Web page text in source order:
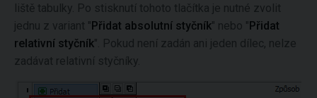
liště tabulky. Po stisknutí tohoto tlačítka je nutné zvolit
jednu z variant "Přidat absolutní styčník" nebo "Přidat
relativní styčník". Pokud není zadán ani jeden dílec, nelze
zadávat relativní styčníky.